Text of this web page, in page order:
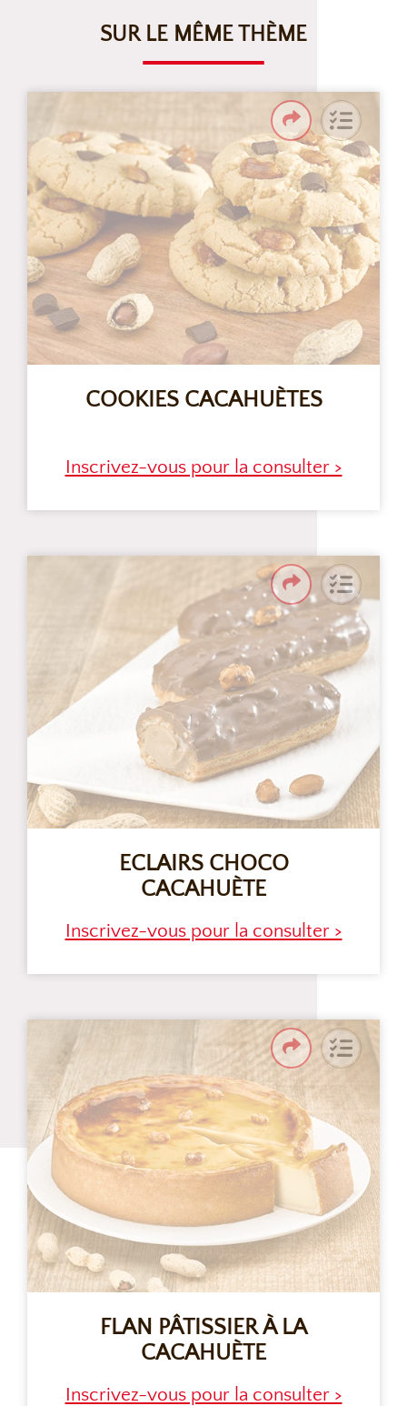
SUR LE MÊME THÈME
COOKIES CACAHUÈTES
Inscrivez-vous pour la consulter >
ECLAIRS CHOCO
CACAHUÈTE
Inscrivez-vous pour la consulter >
FLAN PÂTISSIER À LA
CACAHUÈTE
Inscrivez-vous pour la consulter >